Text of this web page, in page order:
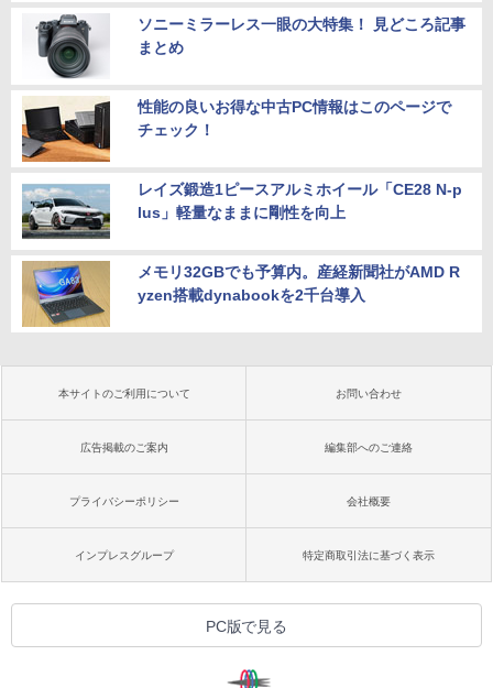
ソニーミラーレス一眼の大特集！ 見どころ記事
まとめ
性能の良いお得な中古PC情報はこのページで
チェック！
レイズ鍛造1ピースアルミホイール「CE28 N-p
lus」軽量なままに剛性を向上
メモリ32GBでも予算内。産経新聞社がAMD R
yzen搭載dynabookを2千台導入
本サイトのご利用について お問い合わせ
広告掲載のご案内 編集部へのご連絡
プライバシーポリシー 会社概要
インプレスグループ 特定商取引法に基づく表示
PC版で見る